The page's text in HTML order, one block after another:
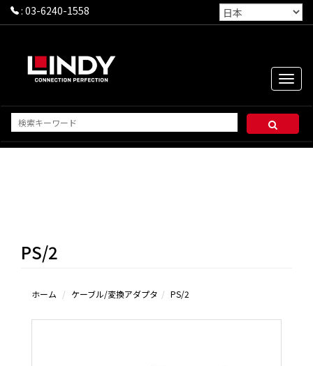
: 03-6240-1558
Toggle
PS/2
ホーム ケーブル/変換アダプタ PS/2